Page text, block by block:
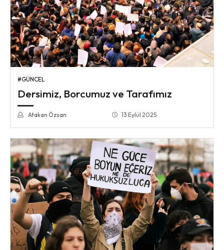
#GÜNCEL
Dersimiz, Borcumuz ve Tarafımız
Atakan Özsan 13 Eylül 2025